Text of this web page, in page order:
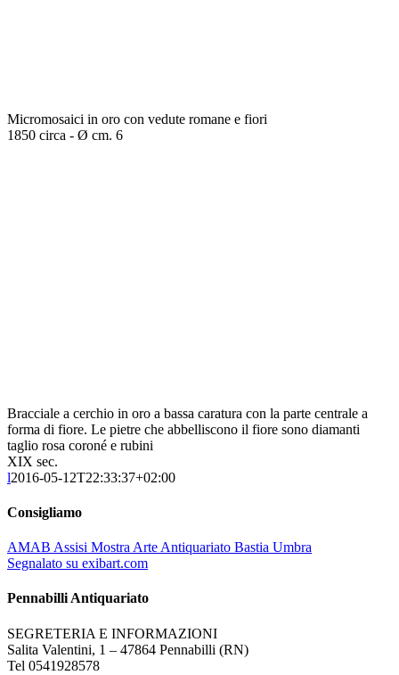
Micromosaici in oro con vedute romane e fiori
1850 circa - Ø cm. 6
Bracciale a cerchio in oro a bassa caratura con la parte centrale a
forma di fiore. Le pietre che abbelliscono il fiore sono diamanti
taglio rosa coroné e rubini
XIX sec.
l2016-05-12T22:33:37+02:00
Consigliamo
AMAB Assisi Mostra Arte Antiquariato Bastia Umbra
Segnalato su exibart.com
Pennabilli Antiquariato
SEGRETERIA E INFORMAZIONI
Salita Valentini, 1 – 47864 Pennabilli (RN)
Tel 0541928578